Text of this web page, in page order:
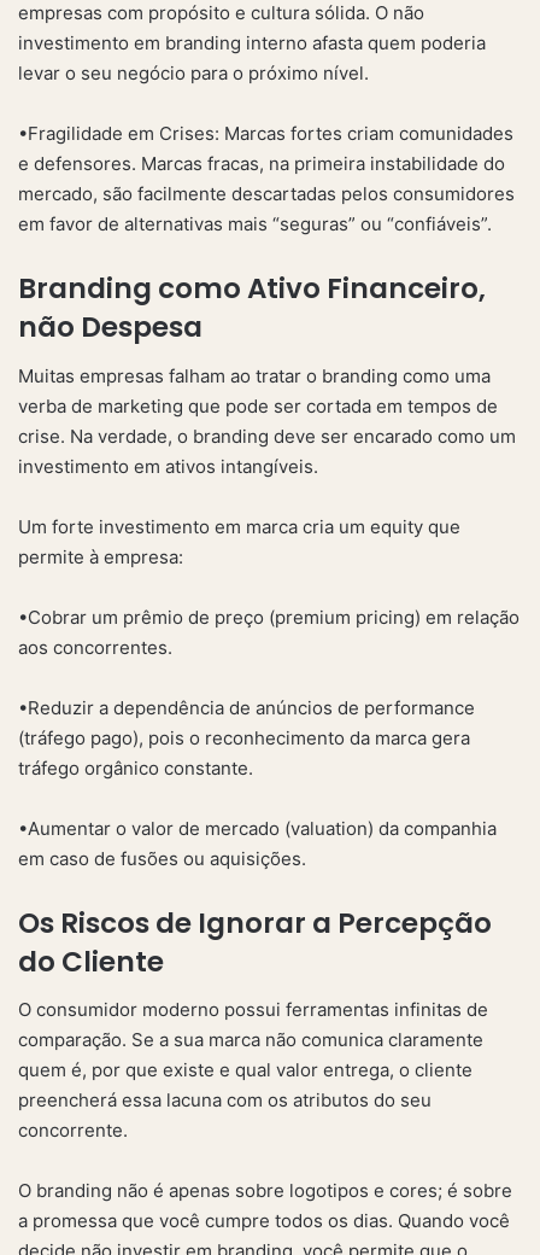
empresas com propósito e cultura sólida. O não
investimento em branding interno afasta quem poderia
levar o seu negócio para o próximo nível.
•Fragilidade em Crises: Marcas fortes criam comunidades
e defensores. Marcas fracas, na primeira instabilidade do
mercado, são facilmente descartadas pelos consumidores
em favor de alternativas mais “seguras” ou “confiáveis”.
Branding como Ativo Financeiro,
não Despesa
Muitas empresas falham ao tratar o branding como uma
verba de marketing que pode ser cortada em tempos de
crise. Na verdade, o branding deve ser encarado como um
investimento em ativos intangíveis.
Um forte investimento em marca cria um equity que
permite à empresa:
•Cobrar um prêmio de preço (premium pricing) em relação
aos concorrentes.
•Reduzir a dependência de anúncios de performance
(tráfego pago), pois o reconhecimento da marca gera
tráfego orgânico constante.
•Aumentar o valor de mercado (valuation) da companhia
em caso de fusões ou aquisições.
Os Riscos de Ignorar a Percepção
do Cliente
O consumidor moderno possui ferramentas infinitas de
comparação. Se a sua marca não comunica claramente
quem é, por que existe e qual valor entrega, o cliente
preencherá essa lacuna com os atributos do seu
concorrente.
O branding não é apenas sobre logotipos e cores; é sobre
a promessa que você cumpre todos os dias. Quando você